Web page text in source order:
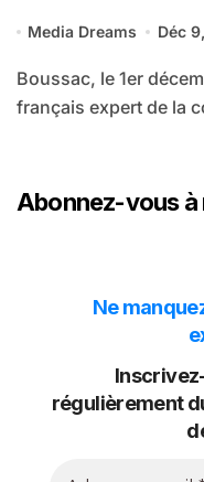
Media Dreams Déc
Boussac, le 1er décembre 2020 – Dagard, industriel
français expert de la
Abonnez-vous
Ne
régulièrement